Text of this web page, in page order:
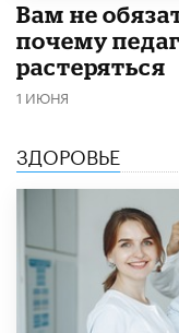
​Вам не
почему
растеряться
1 ИЮНЯ
ЗДОРОВЬЕ